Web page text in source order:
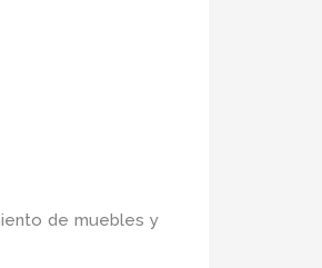
de muebles y